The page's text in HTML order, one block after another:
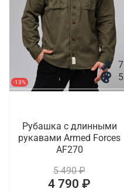
-13%
7
5
Рубашка с длинными
рукавами Armed Forces
AF270
5 490 ₽
4 790 ₽